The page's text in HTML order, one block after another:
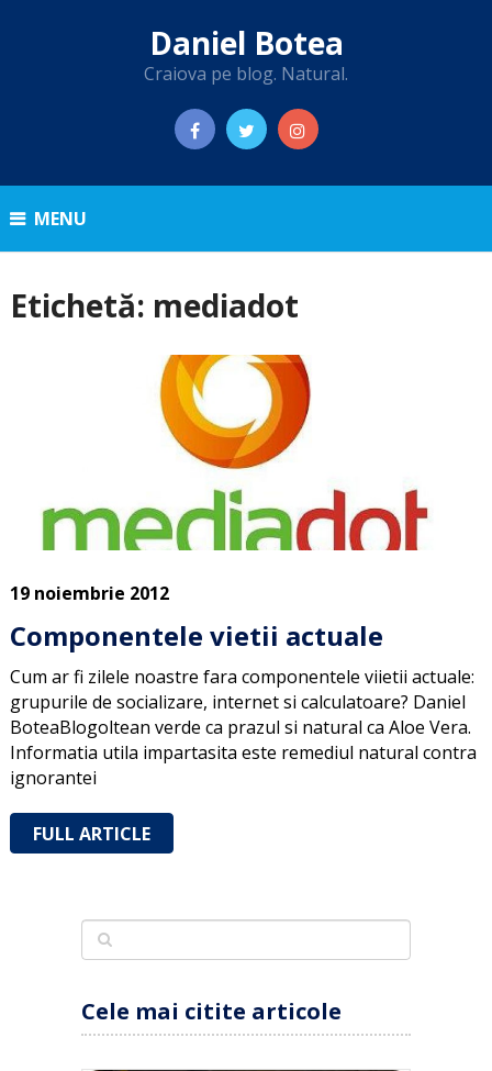
Daniel Botea
Craiova pe blog. Natural.
MENU
Etichetă: mediadot
19 noiembrie 2012
Componentele vietii actuale
Cum ar fi zilele noastre fara componentele viietii actuale:
grupurile de socializare, internet si calculatoare? Daniel
BoteaBlogoltean verde ca prazul si natural ca Aloe Vera.
Informatia utila impartasita este remediul natural contra
ignorantei
FULL ARTICLE
Cele mai citite articole